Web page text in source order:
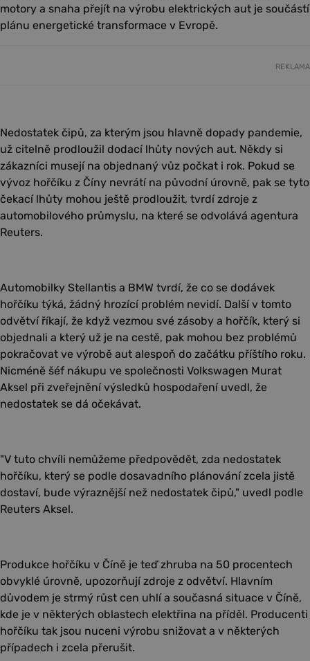
motory a snaha přejít na výrobu elektrických aut je součástí
plánu energetické transformace v Evropě.
REKLAMA
Nedostatek čipů, za kterým jsou hlavně dopady pandemie,
už citelně prodloužil dodací lhůty nových aut. Někdy si
zákazníci musejí na objednaný vůz počkat i rok. Pokud se
vývoz hořčíku z Číny nevrátí na původní úrovně, pak se tyto
čekací lhůty mohou ještě prodloužit, tvrdí zdroje z
automobilového průmyslu, na které se odvolává agentura
Reuters.
Automobilky Stellantis a BMW tvrdí, že co se dodávek
hořčíku týká, žádný hrozící problém nevidí. Další v tomto
odvětví říkají, že když vezmou své zásoby a hořčík, který si
objednali a který už je na cestě, pak mohou bez problémů
pokračovat ve výrobě aut alespoň do začátku příštího roku.
Nicméně šéf nákupu ve společnosti Volkswagen Murat
Aksel při zveřejnění výsledků hospodaření uvedl, že
nedostatek se dá očekávat.
"V tuto chvíli nemůžeme předpovědět, zda nedostatek
hořčíku, který se podle dosavadního plánování zcela jistě
dostaví, bude výraznější než nedostatek čipů," uvedl podle
Reuters Aksel.
Produkce hořčíku v Číně je teď zhruba na 50 procentech
obvyklé úrovně, upozorňují zdroje z odvětví. Hlavním
důvodem je strmý růst cen uhlí a současná situace v Číně,
kde je v některých oblastech elektřina na příděl. Producenti
hořčíku tak jsou nuceni výrobu snižovat a v některých
případech i zcela přerušit.